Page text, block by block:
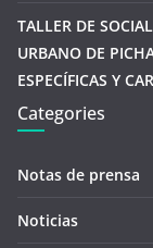
TALLER DE
URBANO DE
ESPECÍFICAS Y
Categories
Notas de prensa
Noticias